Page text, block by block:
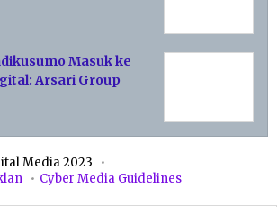
Masuk ke
Arsari Group
Media 2023
Cyber Media Guidelines